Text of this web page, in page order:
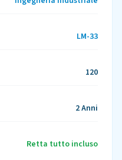
LM-33
120
2 Anni
Retta tutto incluso